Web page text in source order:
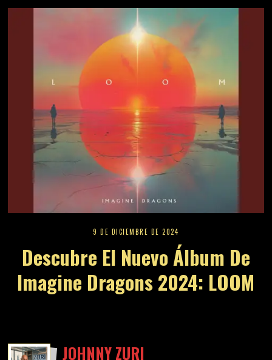
9 DE DICIEMBRE DE 2024
Descubre El Nuevo Álbum De
Imagine Dragons 2024: LOOM
JOHNNY ZURI